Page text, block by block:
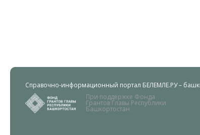
Справочно-информационный портал БЕЛЕМЛЕ.РУ –
При поддержке Фонда
Грантов Главы Республики
Башкортостан.